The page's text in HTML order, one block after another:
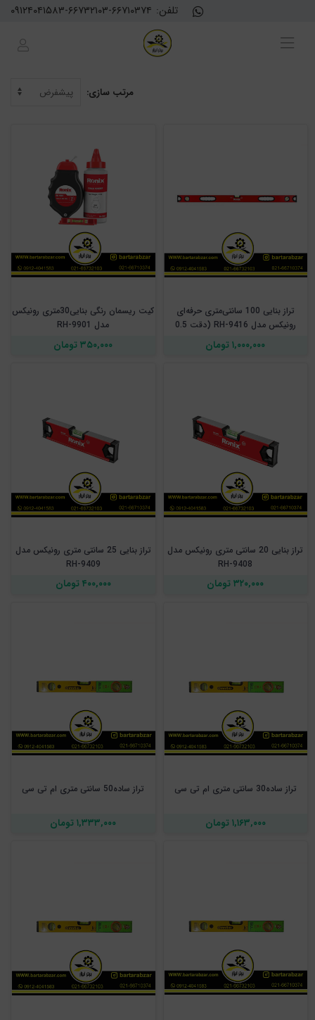
تلفن: ۰۹۱۲۴۰۴۱۵۸۳-۶۶۷۳۲۱۰۳-۶۶۷۱۰۳۷۴
مرتب سازی:
تراز بنایی 100 سانتی‌متری حرفه‌ای
رونیکس مدل RH-9416 (دقت 0.5
میلی‌متر)
۱,۰۰۰,۰۰۰ تومان
کیت ریسمان رنگی بنایی30متری رونیکس
مدل RH-9901
۳۵۰,۰۰۰ تومان
تراز بنایی 20 سانتی متری رونیکس مدل
RH-9408
۳۲۰,۰۰۰ تومان
تراز بنایی 25 سانتی متری رونیکس مدل
RH-9409
۴۰۰,۰۰۰ تومان
تراز ساده30 سانتی متری ام تی سی
۱,۱۶۳,۰۰۰ تومان
تراز ساده50 سانتی متری ام تی سی
۱,۳۳۳,۰۰۰ تومان